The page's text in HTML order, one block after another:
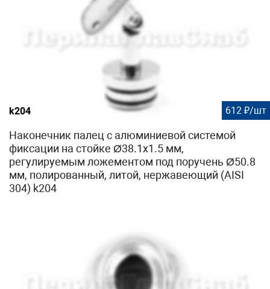
k204 612 ₽/шт
Наконечник палец с алюминиевой системой
фиксации на стойке Ø38.1х1.5 мм,
регулируемым ложементом под поручень Ø50.8
мм, полированный, литой, нержавеющий (AISI
304) k204